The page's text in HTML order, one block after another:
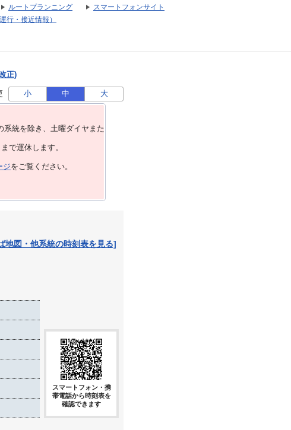
ルートプランニング
スマートフォンサイト
行・接近情報）
正)
小 中 大
統を除き、⼟曜ダイヤまた
で運休します。
ジをご覧ください。
地図・他系統の時刻表を見る]
スマートフォン・携
帯電話から時刻表を
確認できます